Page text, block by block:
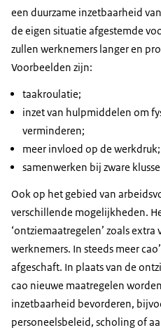
een duurzame inzetbaarheid
de eigen situatie afgestemde
zullen werknemers langer en
Voorbeelden zijn:
taakroulatie;
inzet van hulpmiddelen om
verminderen;
meer invloed op de werkdruk;
samenwerken bij zware
Ook op het gebied van
verschillende mogelijkheden.
‘ontziemaatregelen’ zoals
werknemers. In steeds meer
afgeschaft. In plaats van de
cao nieuwe maatregelen
inzetbaarheid bevorderen,
personeelsbeleid, scholing of